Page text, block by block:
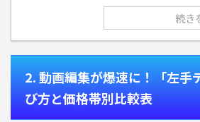
続き
2. 動画編集が爆速に！「左手
び方と価格帯別比較表